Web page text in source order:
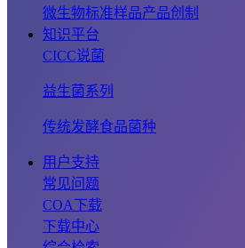
微生物标准样品产品创制
知识平台
CICC说菌
益生菌系列
传统发酵食品菌种
用户支持
常见问题
COA下载
下载中心